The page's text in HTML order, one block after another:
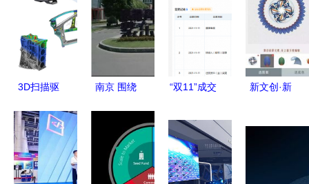
3D扫描驱
化创意软件
开发 现状
与前景
南京 围绕
同创新，数
字文化创意
助推产学研
“双11”成交
京东、阿里
盘中上
演“冰火两
新文创·新
文化创意软